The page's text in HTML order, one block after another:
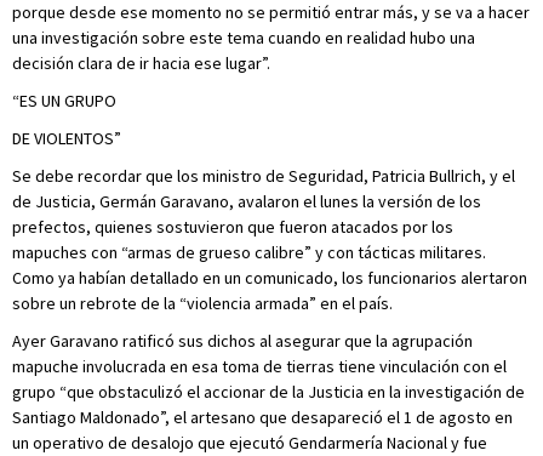
porque desde ese momento no se permitió entrar más, y se va a hacer
una investigación sobre este tema cuando en realidad hubo una
decisión clara de ir hacia ese lugar”.
“ES UN GRUPO
DE VIOLENTOS”
Se debe recordar que los ministro de Seguridad, Patricia Bullrich, y el
de Justicia, Germán Garavano, avalaron el lunes la versión de los
prefectos, quienes sostuvieron que fueron atacados por los
mapuches con “armas de grueso calibre” y con tácticas militares.
Como ya habían detallado en un comunicado, los funcionarios alertaron
sobre un rebrote de la “violencia armada” en el país.
Ayer Garavano ratificó sus dichos al asegurar que la agrupación
mapuche involucrada en esa toma de tierras tiene vinculación con el
grupo “que obstaculizó el accionar de la Justicia en la investigación de
Santiago Maldonado”, el artesano que desapareció el 1 de agosto en
un operativo de desalojo que ejecutó Gendarmería Nacional y fue